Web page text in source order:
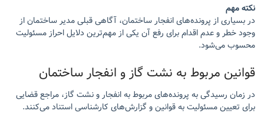
نکته مهم
در بسیاری از پرونده‌های انفجار ساختمان، آگاهی قبلی مدیر ساختمان از
وجود خطر و عدم اقدام برای رفع آن یکی از مهم‌ترین دلایل احراز مسئولیت
محسوب می‌شود.
قوانین مربوط به نشت گاز و انفجار ساختمان
در زمان رسیدگی به پرونده‌های مربوط به انفجار و نشت گاز، مراجع قضایی
برای تعیین مسئولیت به قوانین و گزارش‌های کارشناسی استناد می‌کنند.